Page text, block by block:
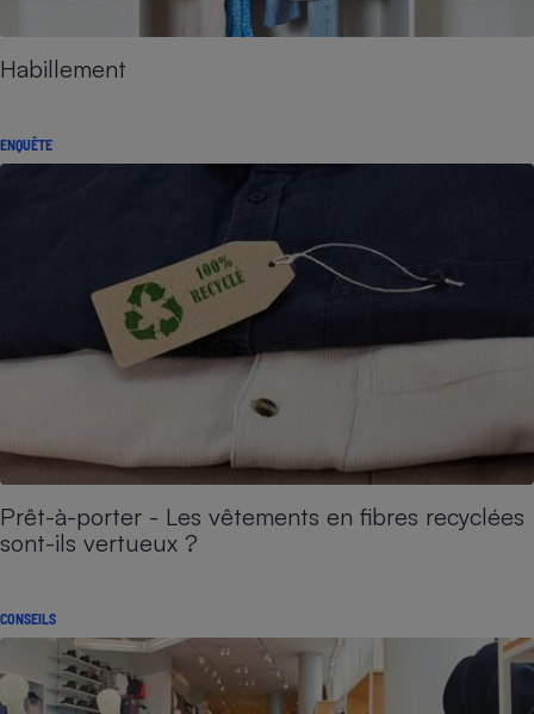
Habillement
ENQUÊTE
Prêt-à-porter - Les vêtements en fibres recyclées
sont-ils vertueux ?
CONSEILS